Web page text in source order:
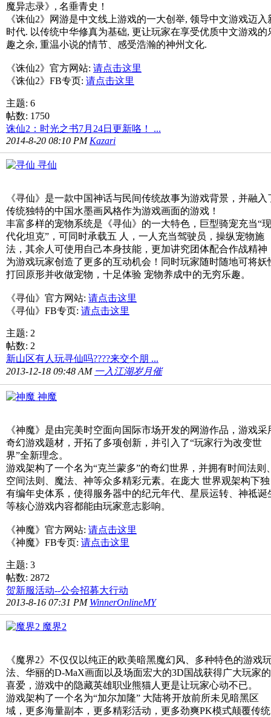
魔异志录》, 名垂青史！
《诛仙2》网游是中文线上游戏的一大创举, 领导中文游戏迈入
时代. 以传统中华修真为基础, 更让玩家在享受优质中文游戏的
趣之余, 重温小说的情节、感受浩瀚的神州文化.
《诛仙2》官方网站: 请点击这里
《诛仙2》FB专页: 请点击这里
主题: 6
帖数: 1750
诛仙2：时光之书7月24日更新咯！ ...
2014-8-20 08:10 PM Kazari
寻仙
《寻仙》是一款中国神话与民间传统故事为游戏背景，并融入
传统独特的中国水墨画风格作为游戏画面的游戏！
丰富多样的宠物系统是《寻仙》的一大特色，巨型骑宠充当“现
代化坦克”，可同时承载五 人，一人充当驾驶员，操纵宠物施
法，其余人可使用自己本身技能，更加讲究团体配合作战精神
为游戏玩家创造了更多的互动机会！同时玩家随时随地可将妖
打回原形并收做宠物，十足体验 宠物养成中的无穷乐趣。
《寻仙》官方网站: 请点击这里
《寻仙》FB专页: 请点击这里
主题: 2
帖数: 2
新山区有人玩寻仙吗????来交个朋 ...
2013-12-18 09:48 AM 一入江湖岁月催
神魔
《神魔》是由完美时空面向国际市场开发的网游作品，游戏采
奇幻游戏题材，开拓了多项创新，并引入了“玩家行为改变世
界”全新理念。
游戏架构了一个名为“克兰蒙多”的奇幻世界，并拥有时间法则
空间法则、魔法、神等众多精彩元素。在庞大 世界观架构下独
有编年史体系，使得服务器中的纪元年代、星辰运转、神祗诞
等核心游戏内容都能由玩家意志影响。
《神魔》官方网站: 请点击这里
《神魔》FB专页: 请点击这里
主题: 3
帖数: 2872
贺新服活动--公会招募大行动
2013-8-16 07:31 PM WinnerOnlineMY
魔界2
《魔界2》不仅仅以纯正的欧美暗黑魔幻风、多种特色的游戏
法、华丽的D-MaX画面以及场面宏大的3D国战获得广大玩家的
喜爱，游戏中的隐藏英雄职业熊猫人更是让玩家心动不已。
游戏架构了一个名为“加尔加隆” 大陆将开放前所未见暗黑区
域，更多海量副本，更多精彩活动，更多劲爽PK模式颠覆传统